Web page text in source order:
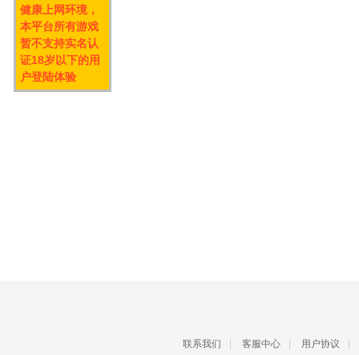
联系我们 客服中心 用户协议
健康上网环境，
本平台所有游戏
暂不支持实名认
证18岁以下的用
户登陆体验